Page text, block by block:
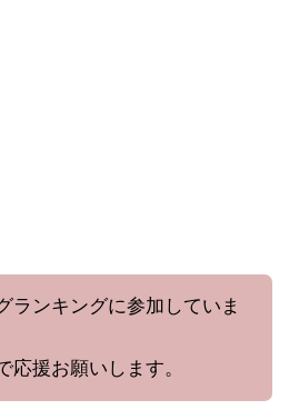
ランキングに参加していま
応援お願いします。